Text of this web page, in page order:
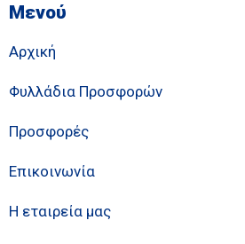
Μενού
Αρχική
Φυλλάδια Προσφορών
Προσφορές
Επικοινωνία
Η εταιρεία μας